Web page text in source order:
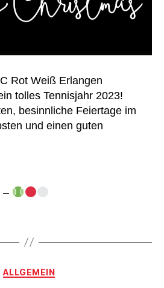
Rot Weiß Erlangen
tolles Tennisjahr 2023!
besinnliche Feiertage im
und einen guten
–
Kategorien
ALLGEMEIN